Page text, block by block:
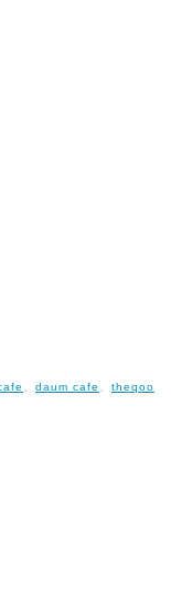
、 daum cafe 、 theqoo